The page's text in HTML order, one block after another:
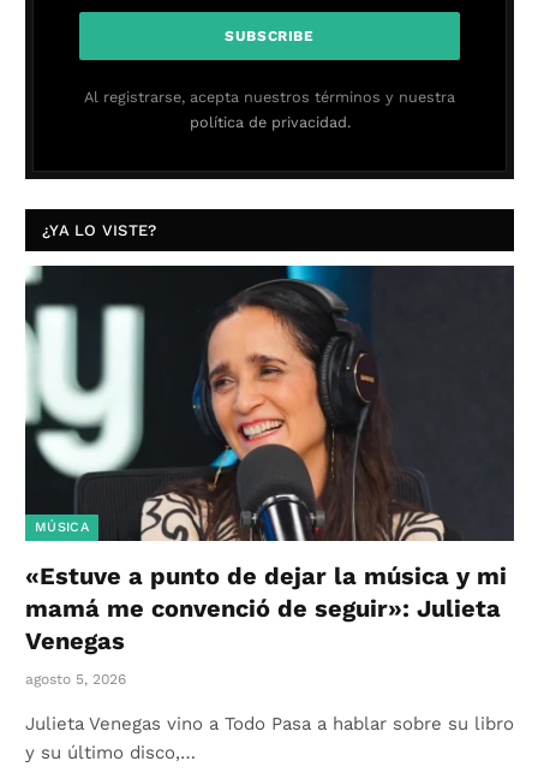
Al registrarse, acepta nuestros términos y nuestra
política de privacidad.
¿YA LO VISTE?
MÚSICA
«Estuve a punto de dejar la música y mi
mamá me convenció de seguir»: Julieta
Venegas
agosto 5, 2026
Julieta Venegas vino a Todo Pasa a hablar sobre su libro
y su último disco,…